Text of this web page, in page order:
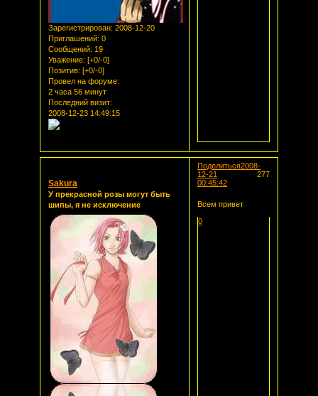
Зарегистрирован: 2008-12-20
Приглашений: 0
Сообщений: 19
Уважение: [+0/-0]
Позитив: [+0/-0]
Провел на форуме:
2 часа 56 минут
Последний визит:
2008-12-23 14:49:15
Поделиться
277
2008-
12-21
00:45:42
Sakura
У прекрасной розы могут быть
шипы, я не исключение
Всем привет
0